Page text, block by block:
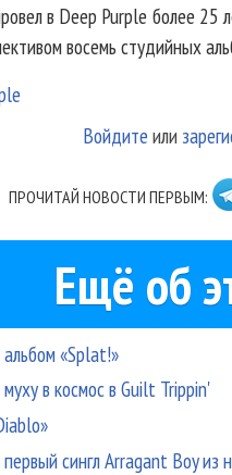
в Deep Purple более 25
восемь студийных
Войдите или
ПРОЧИТАЙ НОВОСТИ ПЕРВЫМ:
Ещё об
«Splat!»
в космос в Guilt Trippin'
сингл Arragant Boy из